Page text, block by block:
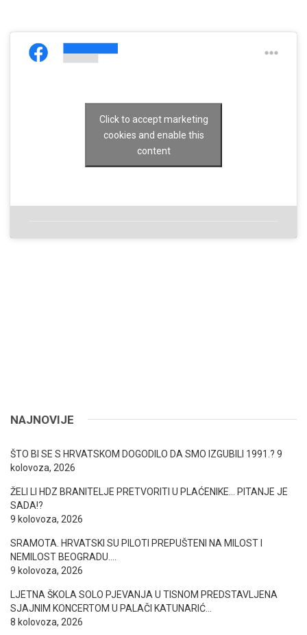
Click to accept marketing
cookies and enable this
content
NAJNOVIJE
ŠTO BI SE S HRVATSKOM DOGODILO DA SMO IZGUBILI 1991.? 9
kolovoza, 2026
ŽELI LI HDZ BRANITELJE PRETVORITI U PLAĆENIKE… PITANJE JE
SADA!?
9 kolovoza, 2026
SRAMOTA. HRVATSKI SU PILOTI PREPUŠTENI NA MILOST I
NEMILOST BEOGRADU….
9 kolovoza, 2026
LJETNA ŠKOLA SOLO PJEVANJA U TISNOM PREDSTAVLJENA
SJAJNIM KONCERTOM U PALAČI KATUNARIĆ…
8 kolovoza, 2026